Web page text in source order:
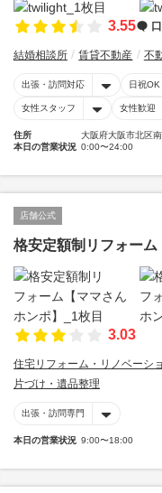
3.55
結婚相談所 賃貸不動産 不
出張・訪問対応 日祝OK
女性スタッフ 女性歓迎
住所
大阪府大阪市北区
本日の営業状況 0:00〜24:00
店舗公式
格安定額制リフォーム
3.03
住宅リフォーム・リノベーシ
片づけ・遺品整理
出張・訪問専門
本日の営業状況 9:00〜18:00